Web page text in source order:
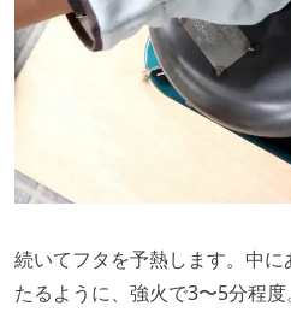
続いてフタを予熱します。中
たるように、強火で3〜5分程度。